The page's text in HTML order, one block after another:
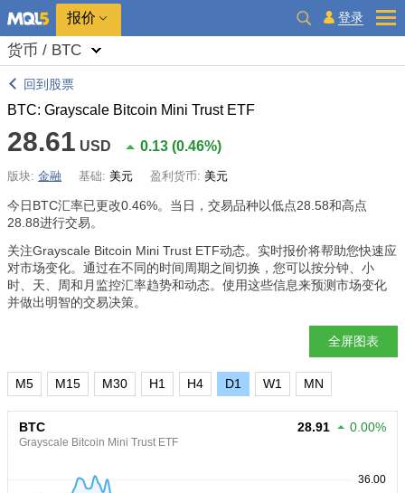
报价 登录
货币 / BTC
回到股票
BTC: Grayscale Bitcoin Mini Trust ETF
28.61 USD 0.13 (0.46%)
版块: 金融 基础: 美元 盈利货币: 美元
今日BTC汇率已更改0.46%。当日，交易品种以低点28.58和高点
28.88进行交易。
关注Grayscale Bitcoin Mini Trust ETF动态。实时报价将帮助您快速应
对市场变化。通过在不同的时间周期之间切换，您可以按分钟、小
时、天、周和月监控汇率趋势和动态。使用这些信息来预测市场变化
并做出明智的交易决策。
全屏图表
M5 M15 M30 H1 H4 D1 W1 MN
BTC
Grayscale Bitcoin Mini Trust ETF
28.91 0.00%